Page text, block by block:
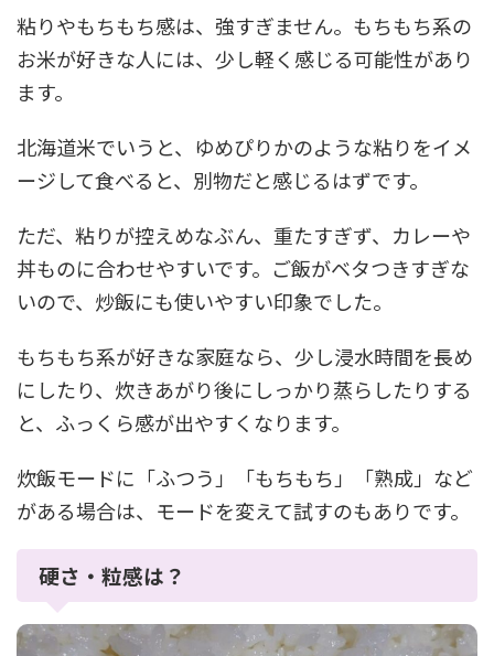
粘りやもちもち感は、強すぎません。もちもち系の
お米が好きな人には、少し軽く感じる可能性があり
ます。
北海道米でいうと、ゆめぴりかのような粘りをイメ
ージして食べると、別物だと感じるはずです。
ただ、粘りが控えめなぶん、重たすぎず、カレーや
丼ものに合わせやすいです。ご飯がベタつきすぎな
いので、炒飯にも使いやすい印象でした。
もちもち系が好きな家庭なら、少し浸水時間を長め
にしたり、炊きあがり後にしっかり蒸らしたりする
と、ふっくら感が出やすくなります。
炊飯モードに「ふつう」「もちもち」「熟成」など
がある場合は、モードを変えて試すのもありです。
硬さ・粒感は？